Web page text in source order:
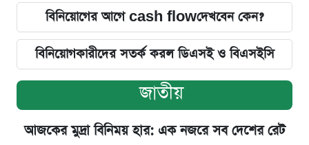
বিনিয়োগের আগে cash flowদেখবেন কেন?
বিনিয়োগকারীদের সতর্ক করল ডিএসই ও বিএসইসি
জাতীয়
আজকের মুদ্রা বিনিময় হার: এক নজরে সব দেশের রেট